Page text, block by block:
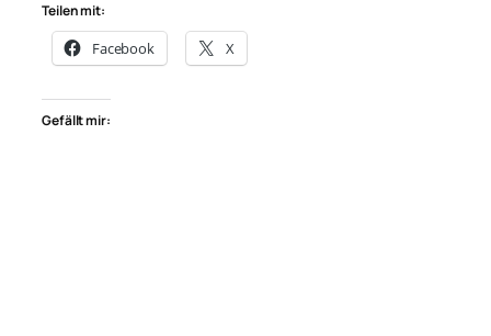
Teilen mit:
Facebook X
Gefällt mir: